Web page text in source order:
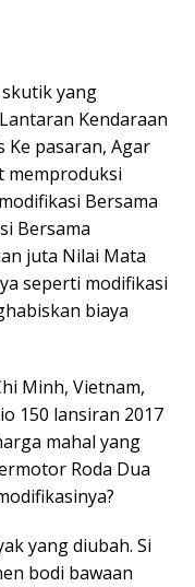
yang
Kendaraan
Ke pasaran, Agar
memproduksi
Bersama
Bersama
juta Nilai Mata
seperti modifikasi
biaya
Minh, Vietnam,
150 lansiran 2017
mahal yang
Roda Dua
yang diubah. Si
bodi bawaan